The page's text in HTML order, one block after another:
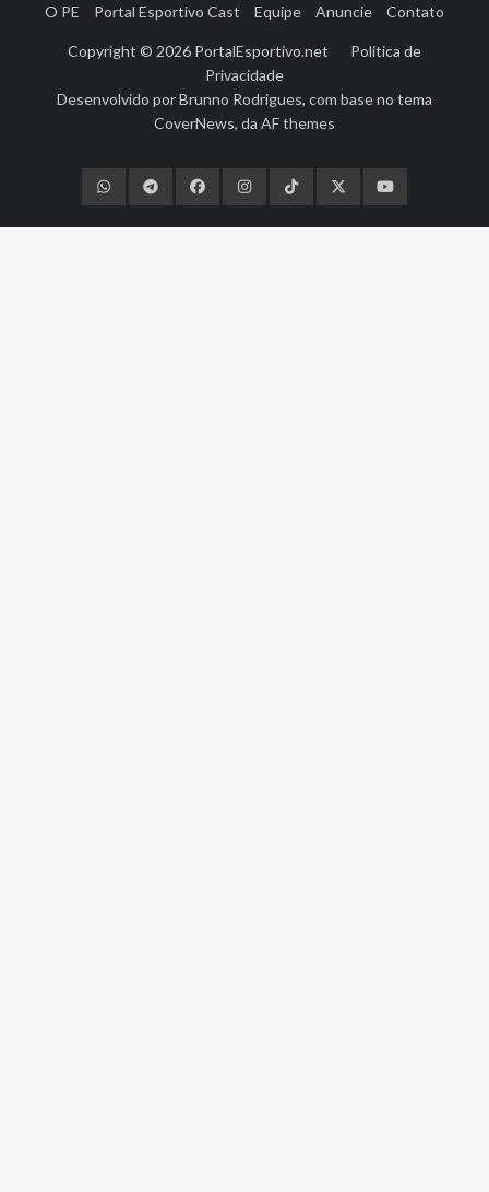
O PE Portal Esportivo Cast Equipe Anuncie Contato
Copyright © 2026 PortalEsportivo.net
Política de
Privacidade
Desenvolvido porBrunno Rodrigues, com base no tema
CoverNews, da AF themes